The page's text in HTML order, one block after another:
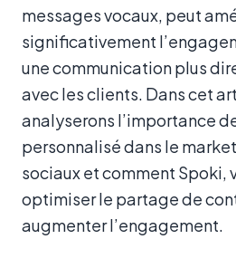
messages vocaux, peut
significativement
une communication plus
avec les clients. Dans cet
analyserons l’importance
personnalisé dans le
sociaux et comment Spoki,
optimiser le partage de
augmenter l’engagement.